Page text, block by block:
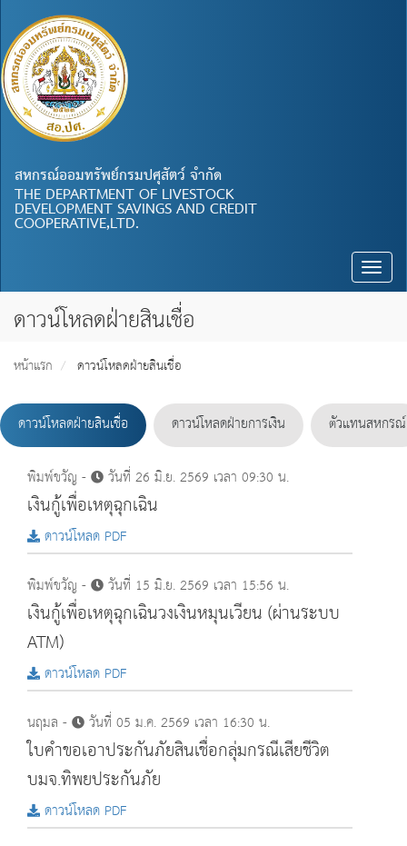
สหกรณ์ออมทรัพย์กรมปศุสัตว์ จำกัด
THE DEPARTMENT OF LIVESTOCK
DEVELOPMENT SAVINGS AND CREDIT
COOPERATIVE,LTD.
Toggle
ดาวน์โหลดฝ่ายสินเชื่อ
หน้าแรก ดาวน์โหลดฝ่ายสินเชื่อ
ดาวน์โหลดฝ่ายสินเชื่อ ดาวน์โหลดฝ่ายการเงิน ตัวแทนสหกรณ์
พิมพ์ขวัญ - วันที่ 26 มิ.ย. 2569 เวลา 09:30 น.
เงินกู้เพื่อเหตุฉุกเฉิน
ดาวน์โหลด PDF
พิมพ์ขวัญ -
วันที่ 15 มิ.ย. 2569 เวลา 15:56 น.
เงินกู้เพื่อเหตุฉุกเฉินวงเงินหมุนเวียน (ผ่านระบบ
ATM)
ดาวน์โหลด PDF
นฤมล -
วันที่ 05 ม.ค. 2569 เวลา 16:30 น.
ใบคำขอเอาประกันภัยสินเชื่อกลุ่มกรณีเสียชีวิต
บมจ.ทิพยประกันภัย
ดาวน์โหลด PDF